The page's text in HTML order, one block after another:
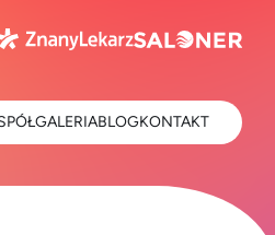
GALERIABLOGKONTAKT